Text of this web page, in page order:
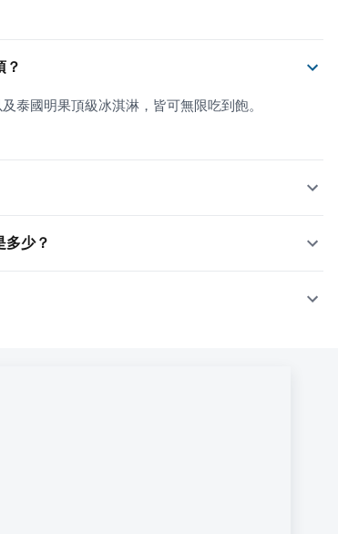
？
泰國明果頂級冰淇淋，皆可無限吃到飽。
少？